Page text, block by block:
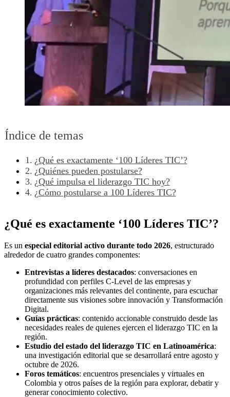
Índice de temas
¿Qué es exactamente ‘100 Líderes TIC’?
¿Quiénes pueden postularse?
¿Qué impulsa el liderazgo TIC hoy?
¿Cómo postularse a 100 Líderes TIC?
¿Qué es exactamente ‘100 Líderes TIC’?
Es un especial editorial activo durante todo 2026, estructurado
alrededor de cuatro grandes componentes:
Entrevistas a líderes destacados: conversaciones en
profundidad con perfiles C-Level de las empresas y
organizaciones más relevantes del continente, para escuchar
directamente sus visiones sobre innovación y Transformación
Digital.
Guías prácticas: contenido accionable construido desde las
necesidades reales de quienes ejercen el liderazgo TIC en la
región.
Estudio del estado del liderazgo TIC en Latinoamérica:
una investigación editorial que se desarrollará entre agosto y
octubre de 2026.
Foros temáticos: encuentros presenciales y virtuales en
Colombia y otros países de la región para explorar, debatir y
generar conocimiento colectivo.